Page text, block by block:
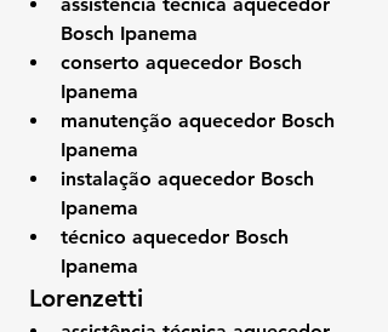
Bosch Ipanema
conserto aquecedor Bosch
Ipanema
manutenção aquecedor Bosch
Ipanema
instalação aquecedor Bosch
Ipanema
técnico aquecedor Bosch
Ipanema
Lorenzetti